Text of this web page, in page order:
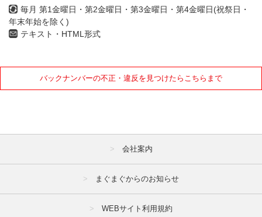
毎月 第1金曜日・第2金曜日・第3金曜日・第4金曜日(祝祭日・
年末年始を除く)
テキスト・HTML形式
バックナンバーの不正・違反を見つけたらこちらまで
会社案内
まぐまぐからのお知らせ
WEBサイト利用規約